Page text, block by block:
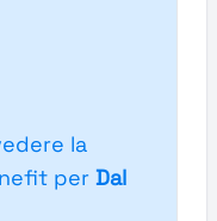
la
per Dal